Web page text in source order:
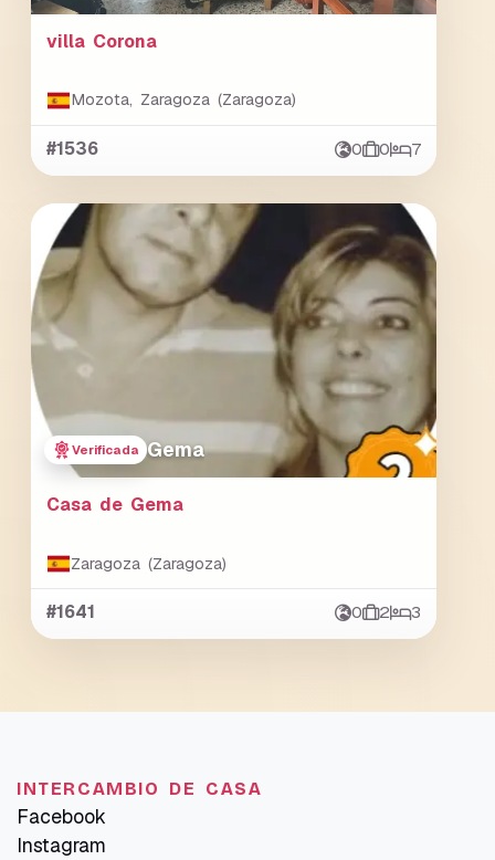
villa Corona
Mozota, Zaragoza (Zaragoza)
#1536 0 0 7
Verificada Gema
Casa de Gema
Zaragoza (Zaragoza)
#1641 0 2 3
INTERCAMBIO DE CASA
Facebook
Instagram